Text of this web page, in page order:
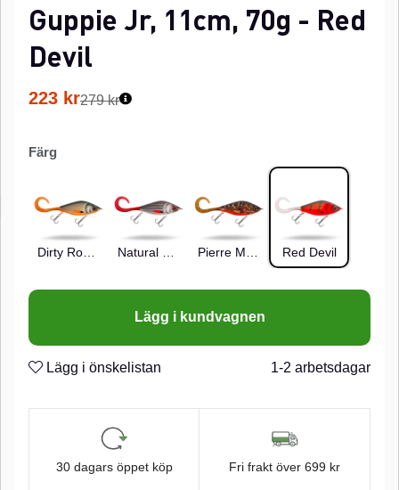
Guppie Jr, 11cm, 70g - Red
Devil
223 kr279 kr
Färg
Red Devil
Lägg i kundvagnen
Lägg i önskelistan 1-2 arbetsdagar
30 dagars öppet köp Fri frakt över 699 kr